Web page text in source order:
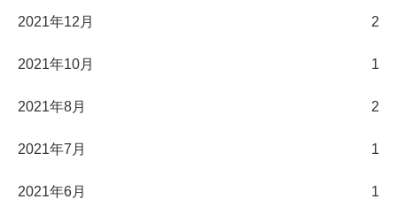
2021年12月 2
2021年10月 1
2021年8月 2
2021年7月 1
2021年6月 1